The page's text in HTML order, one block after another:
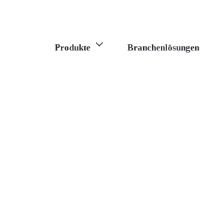
Produkte Branchenlösungen